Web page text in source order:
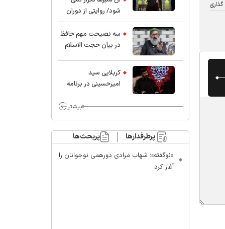
شود/ روایتی از دوران
کودکی و نوجوانی این
واعظ بزرگ و نویسنده و
پژوهشگر جهان اسلام
سه نصیحت مهم حافظ
در بیان حجت الاسلام
کربلایی سید
امیر‌حسینی در برنامه
محسن چاوشی چه
مراقب ماست/ مردم
دهن تفرقه افکنان بزنند
بیشتر
پرطرفدارها پربحث‌ها
«نوگفته»؛ شهاب مرادی دورهمی نوجوانان را
آغاز کرد